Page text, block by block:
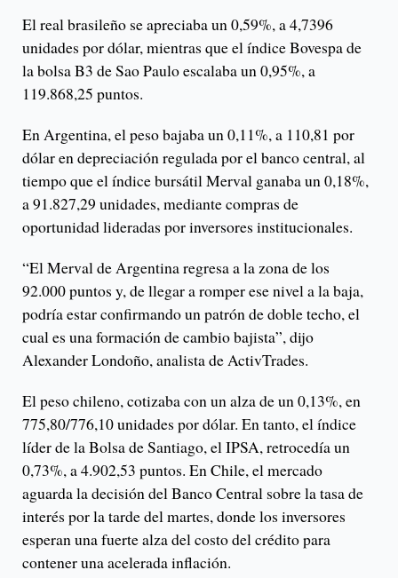
El real brasileño se apreciaba un 0,59%, a 4,7396
unidades por dólar, mientras que el índice Bovespa de
la bolsa B3 de Sao Paulo escalaba un 0,95%, a
119.868,25 puntos.
En Argentina, el peso bajaba un 0,11%, a 110,81 por
dólar en depreciación regulada por el banco central, al
tiempo que el índice bursátil Merval ganaba un 0,18%,
a 91.827,29 unidades, mediante compras de
oportunidad lideradas por inversores institucionales.
“El Merval de Argentina regresa a la zona de los
92.000 puntos y, de llegar a romper ese nivel a la baja,
podría estar confirmando un patrón de doble techo, el
cual es una formación de cambio bajista”, dijo
Alexander Londoño, analista de ActivTrades.
El peso chileno, cotizaba con un alza de un 0,13%, en
775,80/776,10 unidades por dólar. En tanto, el índice
líder de la Bolsa de Santiago, el IPSA, retrocedía un
0,73%, a 4.902,53 puntos. En Chile, el mercado
aguarda la decisión del Banco Central sobre la tasa de
interés por la tarde del martes, donde los inversores
esperan una fuerte alza del costo del crédito para
contener una acelerada inflación.